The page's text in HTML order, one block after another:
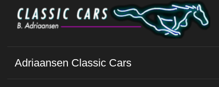
Adriaansen Classic Cars